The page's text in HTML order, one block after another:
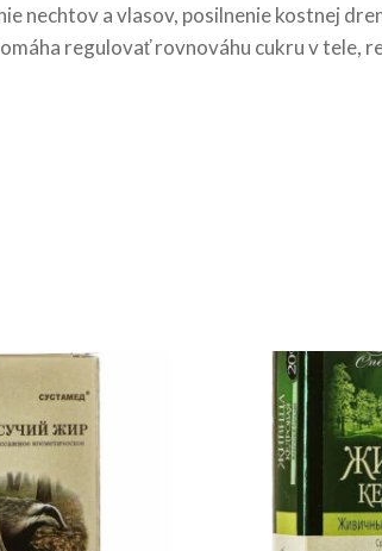
nechtov a vlasov, posilnenie kostnej
regulovať rovnováhu cukru v tele,